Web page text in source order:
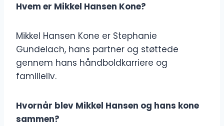
Hvem er Mikkel Hansen Kone?
Mikkel Hansen Kone er Stephanie
Gundelach, hans partner og støttede
gennem hans håndboldkarriere og
familieliv.
Hvornår blev Mikkel Hansen og hans kone
sammen?